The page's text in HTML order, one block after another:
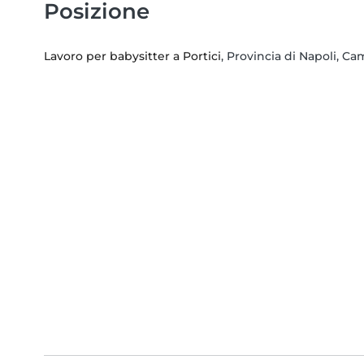
Posizione
Lavoro per babysitter a Portici, Provincia di Napoli,